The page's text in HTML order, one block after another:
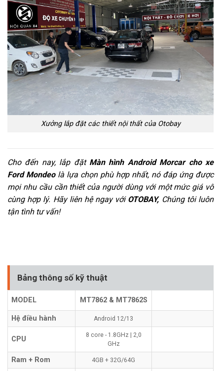
Xưởng lắp đặt các thiết nội thất của Otobay
Cho đến nay, lắp đặt Màn hình Android Morcar cho xe
Ford Mondeo là lựa chọn phù hợp nhất, nó đáp ứng được
mọi nhu cầu cần thiết của người dùng với một mức giá vô
cùng hợp lý. Hãy liên hệ ngay với OTOBAY, Chúng tôi luôn
tận tình tư vấn!
Bảng thông số kỹ thuật
MODEL MT7862 & MT7862S
Hệ điều hành Android 12/13
CPU
8 core - 1.8GHz | 2,0
GHz
Ram + Rom 4GB + 32G/64G